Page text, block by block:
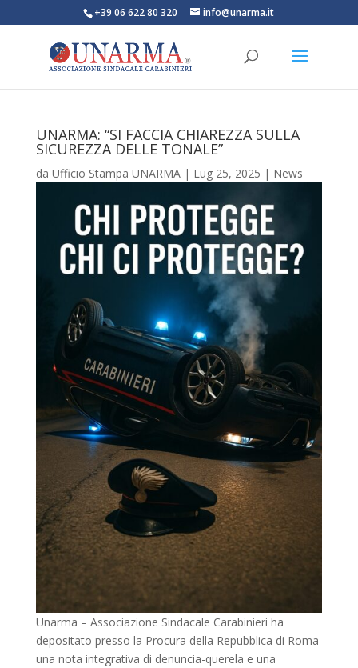
+39 06 622 80 320 info@unarma.it
UNARMA: “SI FACCIA CHIAREZZA SULLA
SICUREZZA DELLE TONALE”
da Ufficio Stampa UNARMA| Lug 25, 2025 | News
Unarma – Associazione Sindacale Carabinieri ha
depositato presso la Procura della Repubblica di Roma
una nota integrativa di denuncia-querela e una